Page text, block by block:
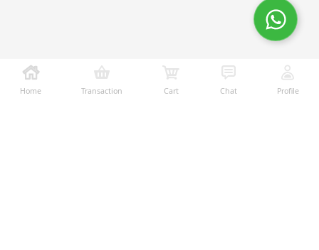
Home Transaction Cart Chat Profile